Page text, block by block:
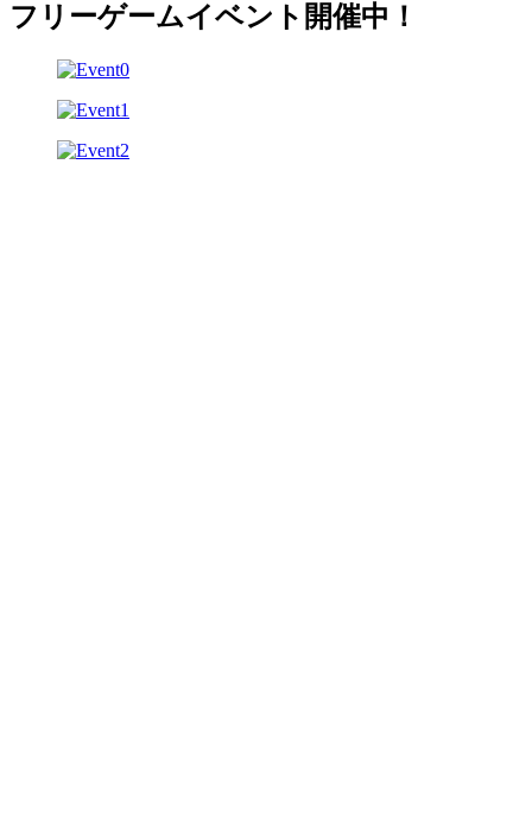
フリーゲームイベント開催中！